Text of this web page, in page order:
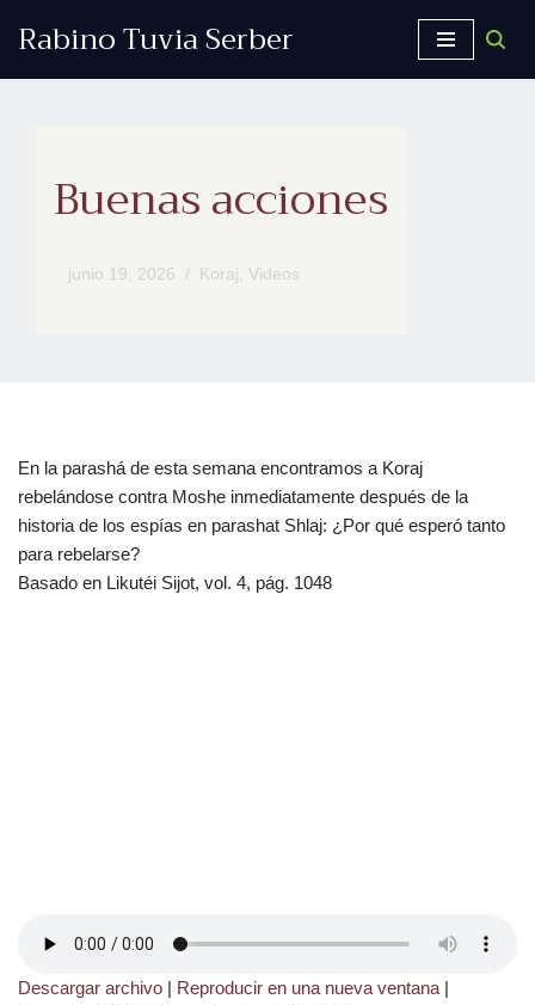
Rabino Tuvia Serber
Buenas acciones
junio 19, 2026 Koraj, Videos
En la parashá de esta semana encontramos a Koraj
rebelándose contra Moshe inmediatamente después de la
historia de los espías en parashat Shlaj: ¿Por qué esperó tanto
para rebelarse?
Basado en Likutéi Sijot, vol. 4, pág. 1048
Descargar archivo | Reproducir en una nueva ventana |